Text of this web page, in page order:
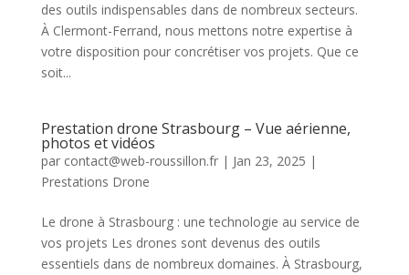
des outils indispensables dans de nombreux secteurs.
À Clermont-Ferrand, nous mettons notre expertise à
votre disposition pour concrétiser vos projets. Que ce
soit...
Prestation drone Strasbourg – Vue aérienne,
photos et vidéos
par contact@web-roussillon.fr| Jan 23, 2025 |
Prestations Drone
Le drone à Strasbourg : une technologie au service de
vos projets Les drones sont devenus des outils
essentiels dans de nombreux domaines. À Strasbourg,